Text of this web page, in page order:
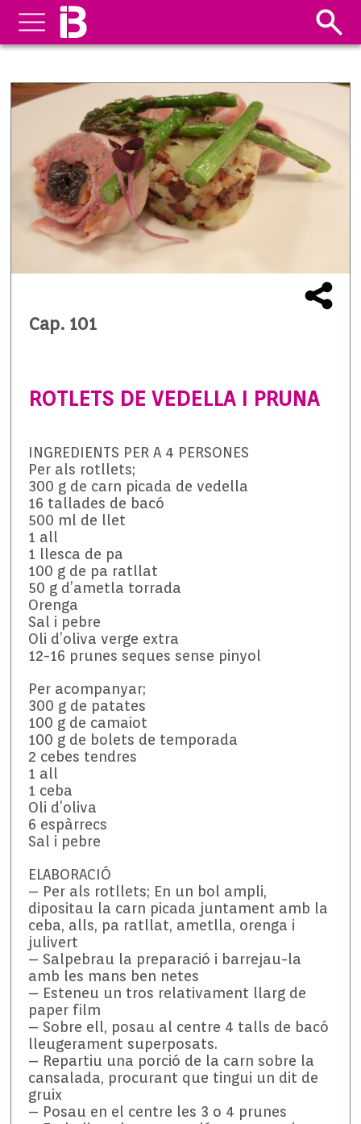
Cap. 101
ROTLETS DE VEDELLA I PRUNA
INGREDIENTS PER A 4 PERSONES
Per als rotllets;
300 g de carn picada de vedella
16 tallades de bacó
500 ml de llet
1 all
1 llesca de pa
100 g de pa ratllat
50 g d’ametla torrada
Orenga
Sal i pebre
Oli d’oliva verge extra
12-16 prunes seques sense pinyol
Per acompanyar;
300 g de patates
100 g de camaiot
100 g de bolets de temporada
2 cebes tendres
1 all
1 ceba
Oli d’oliva
6 espàrrecs
Sal i pebre
ELABORACIÓ
– Per als rotllets; En un bol ampli,
dipositau la carn picada juntament amb la
ceba, alls, pa ratllat, ametlla, orenga i
julivert
– Salpebrau la preparació i barrejau-la
amb les mans ben netes
– Esteneu un tros relativament llarg de
paper film
– Sobre ell, posau al centre 4 talls de bacó
lleugerament superposats.
– Repartiu una porció de la carn sobre la
cansalada, procurant que tingui un dit de
gruix
– Posau en el centre les 3 o 4 prunes